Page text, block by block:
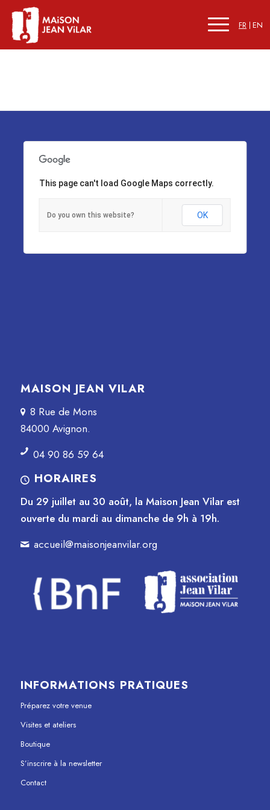
FR EN
This page can't load Google Maps correctly.
Do you own this website? OK
MAISON JEAN VILAR
8 Rue de Mons
84000 Avignon.
04 90 86 59 64
HORAIRES
Du 29 juillet au 30 août, la Maison Jean Vilar est
ouverte du mardi au dimanche de 9h à 19h.
accueil@maisonjeanvilar.org
INFORMATIONS PRATIQUES
Préparez votre venue
Visites et ateliers
Boutique
S’inscrire à la newsletter
Contact